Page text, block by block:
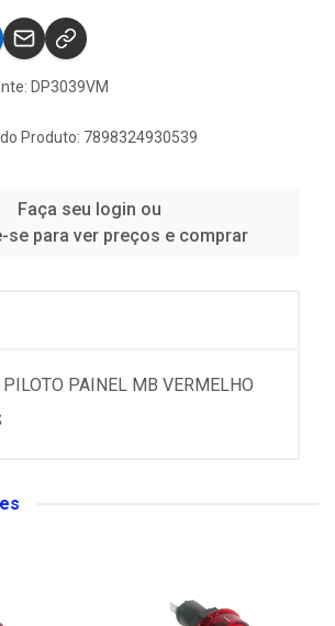
DP3039VM
Produto: 7898324930539
Faça seu login ou
se para ver preços e comprar
PAINEL MB VERMELHO